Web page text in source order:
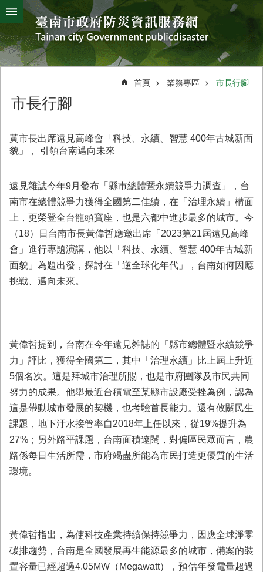
跳到主要內容區塊
搜
尋
進
階
搜
熱
字
颱
風
災
害
救
辦
簡
介
災
防
新
聞
業
便
民
服
務
網
站
導
覽
回
首
首
頁
首頁 業務專區 市長行腳
市長行腳
黃市長出席遠見高峰會「科技、永續、智慧 400年古城新面
貌」， 引領台南邁向未來
遠見雜誌今年9月發布「縣市總體暨永續競爭力調查」，台
南市在總體競爭力獲得全國第二佳績，在「治理永續」構面
上，更榮登全台龍頭寶座，也是六都中進步最多的城市。今
（18）日台南市長黃偉哲應邀出席「2023第21屆遠見高峰
會」進行專題演講，他以「科技、永續、智慧 400年古城新
面貌」為題出發，探討在「逆全球化年代」，台南如何因應
挑戰、邁向未來。
黃偉哲提到，台南在今年遠見雜誌的「縣市總體暨永續競爭
力」評比，獲得全國第二，其中「治理永續」比上屆上升近
5個名次。這是拜城市治理所賜，也是市府團隊及市民共同
努力的成果。他舉最近台積電至某縣市設廠受挫為例，認為
這是帶動城市發展的契機，也考驗首長能力。還有攸關民生
課題，地下汙水接管率自2018年上任以來，從19%提升為
27%；另外路平課題，台南面積遼闊，對偏區民眾而言，農
路係每日生活所需，市府竭盡所能為市民打造更優質的生活
環境。
黃偉哲指出，為使科技產業持續保持競爭力，因應全球淨零
碳排趨勢，台南是全國發展再生能源最多的城市，備案的裝
置容量已經超過4.05MW（Megawatt），預估年發電量超過